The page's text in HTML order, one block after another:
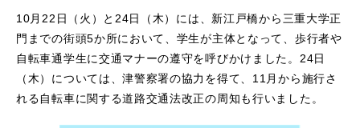
10月22日（火）と24日（木）には、新江戸橋から三重大学正
門までの街頭5か所において、学生が主体となって、歩行者や
自転車通学生に交通マナーの遵守を呼びかけました。24日
（木）については、津警察署の協力を得て、11月から施行さ
れる自転車に関する道路交通法改正の周知も行いました。